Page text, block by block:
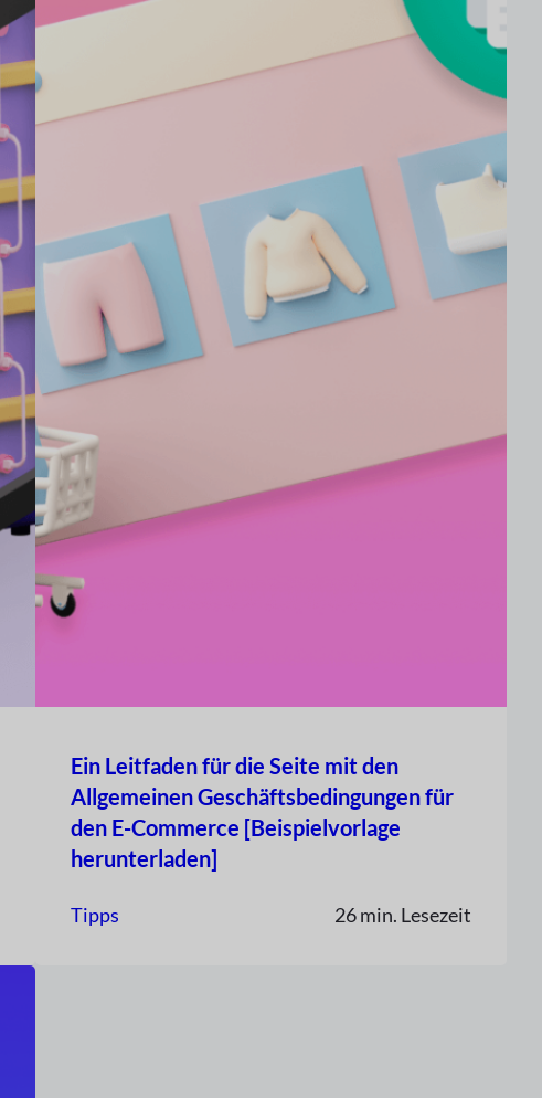
Ein Leitfaden für die Seite mit den
Allgemeinen Geschäftsbedingungen für
den E-Commerce [Beispielvorlage
herunterladen]
Tipps 26 min. Lesezeit